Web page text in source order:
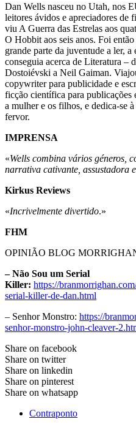
Dan Wells nasceu no Utah, nos
leitores ávidos e apreciadores de
viu A Guerra das Estrelas aos
O Hobbit aos seis anos. Foi
grande parte da juventude a ler,
conseguia acerca de Literatura –
Dostoiévski a Neil Gaiman.
copywriter para publicidade e
ficção científica para
a mulher e os filhos, e dedica-se
fervor.
IMPRENSA
«Wells combina vários géneros,
narrativa cativante, assustadora
Kirkus Reviews
«Incrivelmente divertido.»
FHM
OPINIÃO BLOG
– Não Sou um Serial
Killer: https://
serial-killer-de-dan.html
– Senhor Monstro: https://
senhor-monstro-john-cleaver-
Share on facebook
Share on twitter
Share on linkedin
Share on pinterest
Share on whatsapp
Contraponto